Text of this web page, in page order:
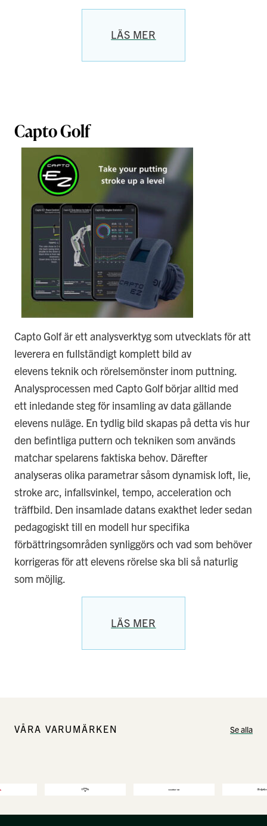
LÄS MER
Capto Golf
Capto Golf är ett analysverktyg som utvecklats för att
leverera en fullständigt komplett bild av
elevens teknik och rörelsemönster inom puttning.
Analysprocessen med Capto Golf börjar alltid med
ett inledande steg för insamling av data gällande
elevens nuläge. En tydlig bild skapas på detta vis hur
den befintliga puttern och tekniken som används
matchar spelarens faktiska behov. Därefter
analyseras olika parametrar såsom dynamisk loft, lie,
stroke arc, infallsvinkel, tempo, acceleration och
träffbild. Den insamlade datans exakthet leder sedan
pedagogiskt till en modell hur specifika
förbättringsområden synliggörs och vad som behöver
korrigeras för att elevens rörelse ska bli så naturlig
som möjlig.
LÄS MER
VÅRA VARUMÄRKEN Se alla